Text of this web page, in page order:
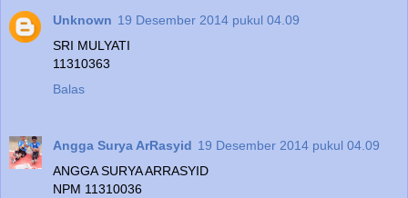
Unknown 19 Desember 2014 pukul 04.09
SRI MULYATI
11310363
Balas
Angga Surya ArRasyid 19 Desember 2014 pukul 04.09
ANGGA SURYA ARRASYID
NPM 11310036